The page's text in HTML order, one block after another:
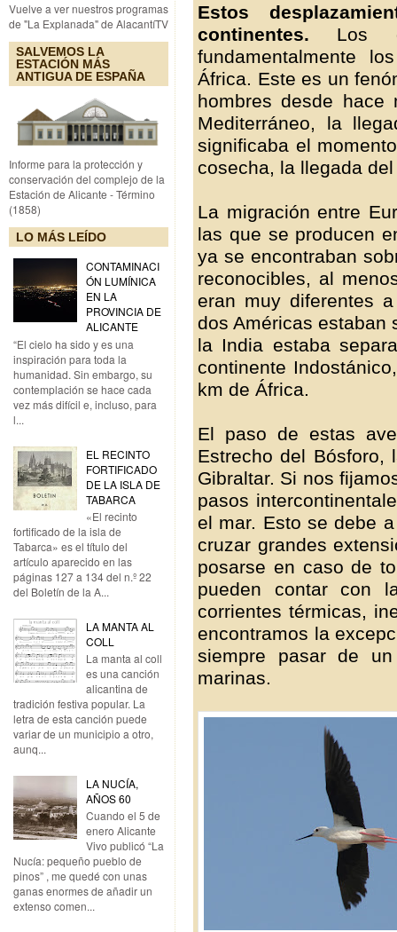
Vuelve a ver nuestros programas
de "La Explanada" de AlacantíTV
SALVEMOS LA
ESTACIÓN MÁS
ANTIGUA DE ESPAÑA
Informe para la protección y
conservación del complejo de la
Estación de Alicante - Término
(1858)
LO MÁS LEÍDO
CONTAMINACI
ÓN LUMÍNICA
EN LA
PROVINCIA DE
ALICANTE
“El cielo ha sido y es una
inspiración para toda la
humanidad. Sin embargo, su
contemplación se hace cada
vez más difícil e, incluso, para
l...
EL RECINTO
FORTIFICADO
DE LA ISLA DE
TABARCA
«El recinto
fortificado de la isla de
Tabarca» es el título del
artículo aparecido en las
páginas 127 a 134 del n.º 22
del Boletín de la A...
LA MANTA AL
COLL
La manta al coll
es una canción
alicantina de
tradición festiva popular. La
letra de esta canción puede
variar de un municipio a otro,
aunq...
LA NUCÍA,
AÑOS 60
Cuando el 5 de
enero Alicante
Vivo publicó “La
Nucía: pequeño pueblo de
pinos” , me quedé con unas
ganas enormes de añadir un
extenso comen...
Estos
continentes. Los
fundamentalmente
África. Este es un
hombres desde
Mediterráneo, la
significaba el
cosecha, la llegada
La migración entre
las que se producen
ya se encontraban
reconocibles, al
eran muy diferentes
dos Américas estaban
la India estaba
continente
km de África.
El paso de estas
Estrecho del Bósforo,
Gibraltar. Si nos
pasos
el mar. Esto se debe
cruzar grandes
posarse en caso de
pueden contar con
corrientes térmicas,
encontramos la
siempre pasar de
marinas.